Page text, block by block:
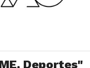
Deportes"